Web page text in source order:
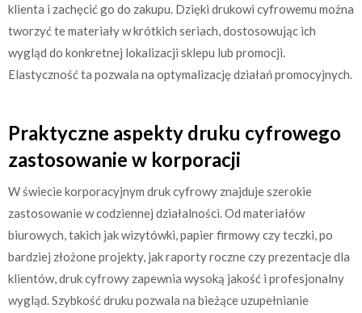
klienta i zachęcić go do zakupu. Dzięki drukowi cyfrowemu można
tworzyć te materiały w krótkich seriach, dostosowując ich
wygląd do konkretnej lokalizacji sklepu lub promocji.
Elastyczność ta pozwala na optymalizację działań promocyjnych.
Praktyczne aspekty druku cyfrowego
zastosowanie w korporacji
W świecie korporacyjnym druk cyfrowy znajduje szerokie
zastosowanie w codziennej działalności. Od materiałów
biurowych, takich jak wizytówki, papier firmowy czy teczki, po
bardziej złożone projekty, jak raporty roczne czy prezentacje dla
klientów, druk cyfrowy zapewnia wysoką jakość i profesjonalny
wygląd. Szybkość druku pozwala na bieżące uzupełnianie